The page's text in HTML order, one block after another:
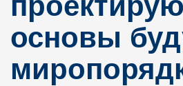
смыслы»
основы